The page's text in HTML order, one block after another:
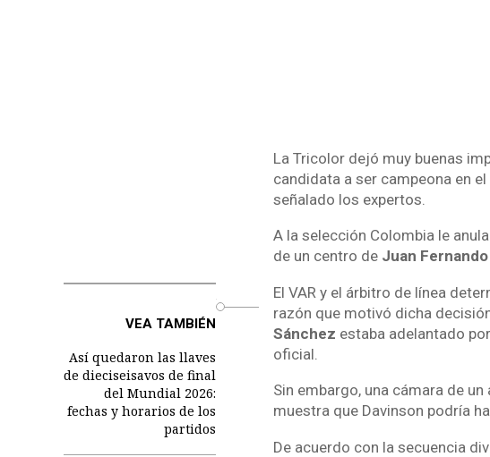
La Tricolor dejó muy buenas
candidata a ser campeona en
señalado los expertos.
A la selección Colombia le
de un centro de Juan
VEA TAMBIÉN
Así quedaron las llaves
de dieciseisavos de final
del Mundial 2026:
fechas y horarios de los
partidos
El VAR y el árbitro de línea
razón que motivó dicha
Sánchez estaba adelantado
oficial.
Sin embargo, una cámara de
muestra que Davinson podría
De acuerdo con la secuencia